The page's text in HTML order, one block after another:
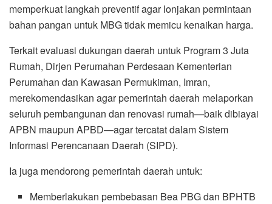
memperkuat langkah preventif agar lonjakan permintaan
bahan pangan untuk MBG tidak memicu kenaikan harga.
Terkait evaluasi dukungan daerah untuk Program 3 Juta
Rumah, Dirjen Perumahan Perdesaan Kementerian
Perumahan dan Kawasan Permukiman, Imran,
merekomendasikan agar pemerintah daerah melaporkan
seluruh pembangunan dan renovasi rumah—baik dibiayai
APBN maupun APBD—agar tercatat dalam Sistem
Informasi Perencanaan Daerah (SIPD).
Ia juga mendorong pemerintah daerah untuk:
Memberlakukan pembebasan Bea PBG dan BPHTB